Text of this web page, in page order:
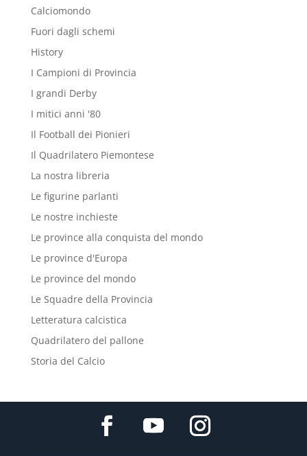
Calciomondo
Fuori dagli schemi
History
I Campioni di Provincia
I grandi Derby
I mitici anni '80
Il Football dei Pionieri
Il Quadrilatero Piemontese
La nostra libreria
Le figurine parlanti
Le nostre inchieste
Le province alla conquista del mondo
Le province d'Europa
Le province del mondo
Le Squadre della Provincia
Letteratura calcistica
Quadrilatero del pallone
Storia del Calcio